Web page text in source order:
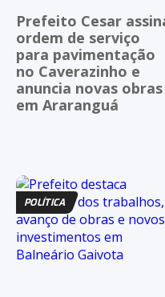
Prefeito Cesar
ordem de serviço
para pavimentação
no Caverazinho e
anuncia novas obras
em Araranguá
POLÍTICA